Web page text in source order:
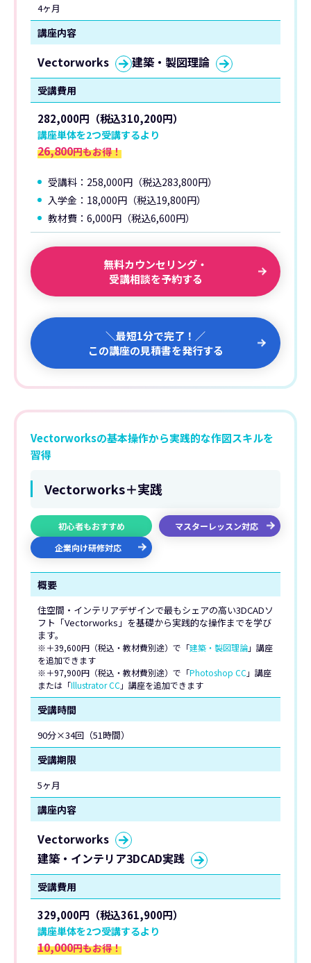
4ヶ月
講座内容
Vectorworks 建築・製図理論
受講費用
282,000円（税込310,200円）
講座単体を2つ受講するより
26,800円もお得！
受講料：258,000円（税込283,800円）
入学金：18,000円（税込19,800円）
教材費：6,000円（税込6,600円）
無料カウンセリング・
受講相談を予約する
＼最短1分で完了！／
この講座の見積書を発行する
Vectorworksの基本操作から実践的な作図スキルを
習得
Vectorworks＋実践
初心者もおすすめ
マスターレッスン対応
企業向け研修対応
概要
住空間・インテリアデザインで最もシェアの高い3DCADソ
フト「Vectorworks」を基礎から実践的な操作までを学び
ます。
※＋39,600円（税込・教材費別途）で「建築・製図理論」講座
を追加できます
※＋97,900円（税込・教材費別途）で「Photoshop CC」講座
または「Illustrator CC」講座を追加できます
受講時間
90分×34回（51時間）
受講期限
5ヶ月
講座内容
Vectorworks
建築・インテリア3DCAD実践
受講費用
329,000円（税込361,900円）
講座単体を2つ受講するより
10,000円もお得！